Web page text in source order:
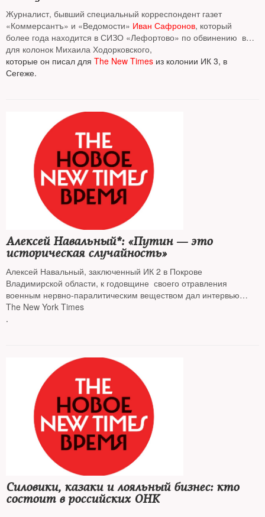
Журналист, бывший специальный корреспондент газет
«Коммерсантъ» и «Ведомости» Иван Сафронов, который
более года находится в СИЗО «Лефортово» по обвинению в
шпионаже, прислал свою первую колонку, написанную
специально для The New Times. В ней он, в частности, пишет,
что теперь точно знает, что всюду есть жизнь, даже — в тюрьме.
для колонок Михаила Ходорковского,
которые он писал для The New Times из колонии ИК 3, в
Сегеже.
Алексей Навальный*: «Путин — это
историческая случайность»
Алексей Навальный, заключенный ИК 2 в Покрове
Владимирской области, к годовщине своего отравления
военным нервно-паралитическим веществом дал интервью
газете
The New York Times
.
Силовики, казаки и лояльный бизнес: кто
состоит в российских ОНК